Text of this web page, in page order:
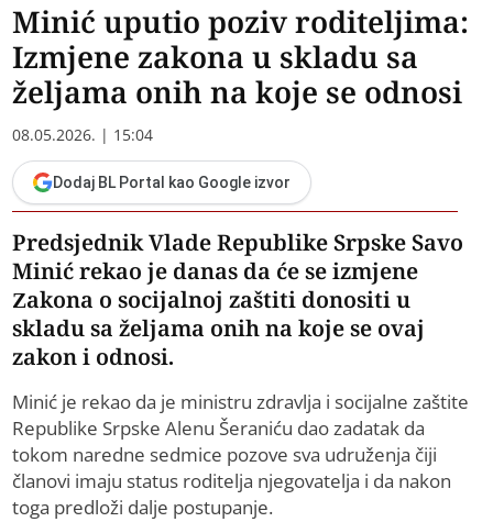
Minić uputio poziv roditeljima:
Izmjene zakona u skladu sa
željama onih na koje se odnosi
08.05.2026. | 15:04
Dodaj BL Portal kao Google izvor
Predsjednik Vlade Republike Srpske Savo
Minić rekao je danas da će se izmjene
Zakona o socijalnoj zaštiti donositi u
skladu sa željama onih na koje se ovaj
zakon i odnosi.
Minić je rekao da je ministru zdravlja i socijalne zaštite
Republike Srpske Alenu Šeraniću dao zadatak da
tokom naredne sedmice pozove sva udruženja čiji
članovi imaju status roditelja njegovatelja i da nakon
toga predloži dalje postupanje.